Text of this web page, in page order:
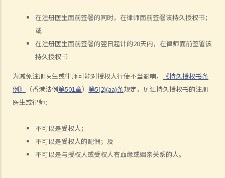
在注册医生面前签署的同时，在律师面前签署该持久授权书；
或
在注册医生面前签署的翌日起计的28天内，在律师面前签署该
持久授权书
为减免注册医生或律师可能对授权人行使不当影响，
《持久授权书条
例》
（香港法例第501章） 第5(2)(aa)条规定，见证持久授权书的注册
医生或律师：
不可以是受权人；
不可以是受权人的配偶；及
不可以是与授权人或受权人有血缘或姻亲关系的人。
我只要签署一份持久授权书，委任我的儿子作为受权人，他便可以替我
打点一切事务，对吗？
1. 我的父母年纪已老，他们想要任命我为他们持久授权书内的受权人。
当然我很乐意帮忙。我也知道假如有一天他们变得精神上无行为能力，
其他兄弟姐妹，我可不想因为父母的资产管理问题而使大家不和。坦白
说，我更不想其他兄弟姐妹指责我未有妥善管理父母的资产。
3. 监察受权人